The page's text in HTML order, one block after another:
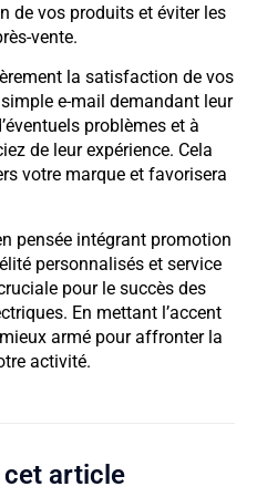
de vos produits et éviter les
vente.
la satisfaction de vos
e-mail demandant leur
problèmes et à
de leur expérience. Cela
votre marque et favorisera
pensée intégrant promotion
personnalisés et service
pour le succès des
En mettant l’accent
armé pour affronter la
activité.
article